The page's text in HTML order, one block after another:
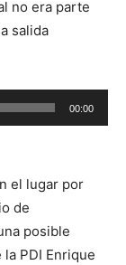
no era parte
salida
00:00
el lugar por
de
posible
PDI Enrique